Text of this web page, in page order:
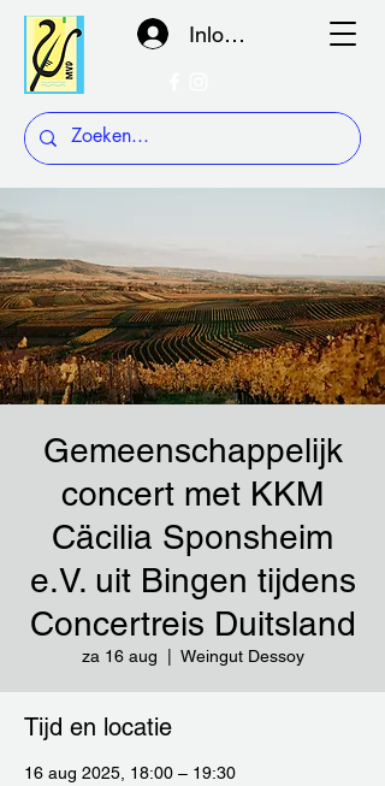
Inloggen
Gemeenschappelijk
concert met KKM
Cäcilia Sponsheim
e.V. uit Bingen tijdens
Concertreis Duitsland
za 16 aug Weingut Dessoy
Tijd en locatie
16 aug 2025, 18:00 – 19:30